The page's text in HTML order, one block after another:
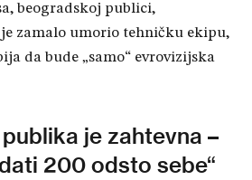
beogradskoj publici,
zamalo umorio tehničku ekipu,
da bude „samo“ evrovizijska
je zahtevna –
200 odsto sebe“